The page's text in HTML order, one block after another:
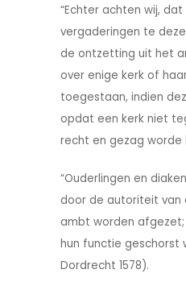
“Echter achten wij,
vergaderingen te
de ontzetting uit het
over enige kerk of
toegestaan, indien
opdat een kerk niet
recht en gezag worde
“Ouderlingen en
door de autoriteit van
ambt worden
hun functie geschorst
Dordrecht 1578).